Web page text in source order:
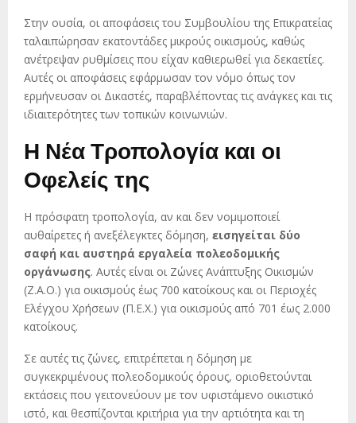
Στην ουσία, οι αποφάσεις του Συμβουλίου της Επικρατείας
ταλαιπώρησαν εκατοντάδες μικρούς οικισμούς, καθώς
ανέτρεψαν ρυθμίσεις που είχαν καθιερωθεί για δεκαετίες.
Αυτές οι αποφάσεις εφάρμωσαν τον νόμο όπως τον
ερμήνευσαν οι Δικαστές, παραβλέποντας τις ανάγκες και τις
ιδιαιτερότητες των τοπικών κοινωνιών.
Η Νέα Τροπολογία και οι
Οφελείς της
Η πρόσφατη τροπολογία, αν και δεν νομιμοποιεί
αυθαίρετες ή ανεξέλεγκτες δόμηση, εισηγείται δύο
σαφή και αυστηρά εργαλεία πολεοδομικής
οργάνωσης. Αυτές είναι οι Ζώνες Ανάπτυξης Οικισμών
(Ζ.Α.Ο.) για οικισμούς έως 700 κατοίκους και οι Περιοχές
Ελέγχου Χρήσεων (Π.Ε.Χ.) για οικισμούς από 701 έως 2.000
κατοίκους.
Σε αυτές τις ζώνες, επιτρέπεται η δόμηση με
συγκεκριμένους πολεοδομικούς όρους, οριοθετούνται
εκτάσεις που γειτονεύουν με τον υφιστάμενο οικιστικό
ιστό, και θεσπίζονται κριτήρια για την αρτιότητα και τη